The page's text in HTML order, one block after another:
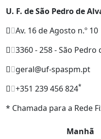
U. F. de São Pedro de
Av. 16 de Agosto n.º 10
3360 - 258 - São Pedro
geral@uf-spaspm.pt
+351 239 456 824*
* Chamada para a Rede
Manhã